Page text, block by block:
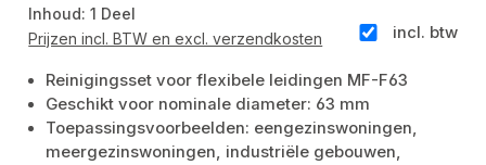
Inhoud:1 Deel
incl. btw
Prijzen incl. BTW en excl. verzendkosten
Reinigingsset voor flexibele leidingen MF-F63
Geschikt voor nominale diameter: 63 mm
Toepassingsvoorbeelden: eengezinswoningen,
meergezinswoningen, industriële gebouwen,